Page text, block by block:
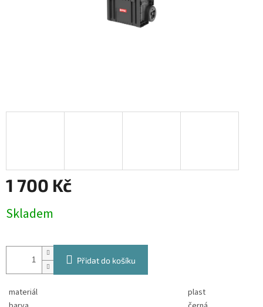
1 700 Kč
cena:
Skladem
Přidat do košíku
materiál
plast